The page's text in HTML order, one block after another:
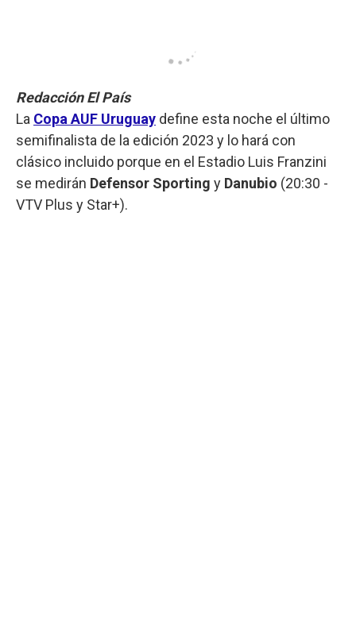
Redacción El País
La Copa AUF Uruguay define esta noche el último
semifinalista de la edición 2023 y lo hará con
clásico incluido porque en el Estadio Luis Franzini
se medirán Defensor Sporting y Danubio (20:30 -
VTV Plus y Star+).